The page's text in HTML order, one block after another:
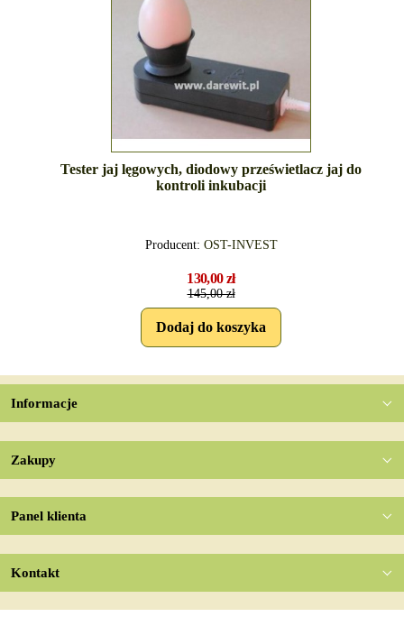
Tester jaj lęgowych, diodowy prześwietlacz jaj do
kontroli inkubacji
Producent: OST-INVEST
130,00 zł
145,00 zł
Informacje
Zakupy
Panel klienta
Kontakt